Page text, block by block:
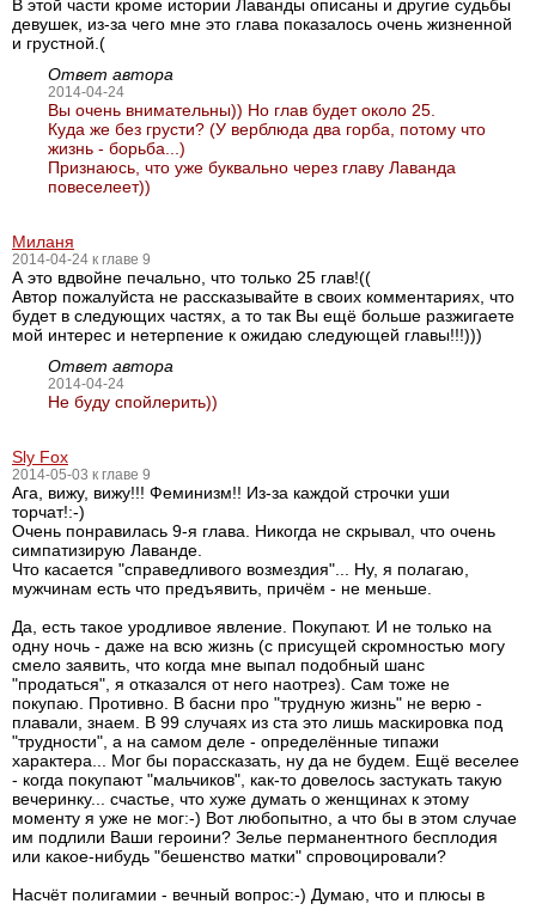
В этой части кроме истории Лаванды описаны и другие судьбы
девушек, из-за чего мне это глава показалось очень жизненной
и грустной.(
Ответ автора
2014-04-24
Вы очень внимательны)) Но глав будет около 25.
Куда же без грусти? (У верблюда два горба, потому что
жизнь - борьба...)
Признаюсь, что уже буквально через главу Лаванда
повеселеет))
Миланя
2014-04-24 к главе 9
А это вдвойне печально, что только 25 глав!((
Автор пожалуйста не рассказывайте в своих комментариях, что
будет в следующих частях, а то так Вы ещё больше разжигаете
мой интерес и нетерпение к ожидаю следующей главы!!!)))
Ответ автора
2014-04-24
Не буду спойлерить))
Sly Fox
2014-05-03 к главе 9
Ага, вижу, вижу!!! Феминизм!! Из-за каждой строчки уши
торчат!:-)
Очень понравилась 9-я глава. Никогда не скрывал, что очень
симпатизирую Лаванде.
Что касается "справедливого возмездия"... Ну, я полагаю,
мужчинам есть что предъявить, причём - не меньше.
Да, есть такое уродливое явление. Покупают. И не только на
одну ночь - даже на всю жизнь (с присущей скромностью могу
смело заявить, что когда мне выпал подобный шанс
"продаться", я отказался от него наотрез). Сам тоже не
покупаю. Противно. В басни про "трудную жизнь" не верю -
плавали, знаем. В 99 случаях из ста это лишь маскировка под
"трудности", а на самом деле - определённые типажи
характера... Мог бы порассказать, ну да не будем. Ещё веселее
- когда покупают "мальчиков", как-то довелось застукать такую
вечеринку... счастье, что хуже думать о женщинах к этому
моменту я уже не мог:-) Вот любопытно, а что бы в этом случае
им подлили Ваши героини? Зелье перманентного бесплодия
или какое-нибудь "бешенство матки" спровоцировали?
Насчёт полигамии - вечный вопрос:-) Думаю, что и плюсы в